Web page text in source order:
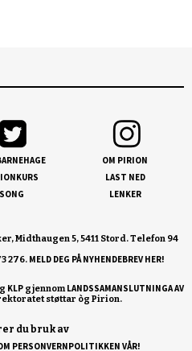
SONG
OM PIRION
LAST NED
LENKER
Midthaugen 5, 5411 Stord. Telefon 94
276. MELD DEG PÅ NYHENDEBREV HER!
KLP gjennomLANDSSAMANSLUTNINGA AV
du bruk av
PERSONVERNPOLITIKKEN VÅR!